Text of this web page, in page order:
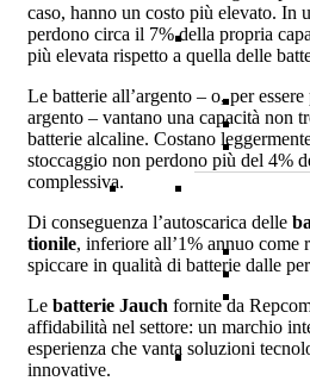
caso, hanno un costo più elevato. In
perdono circa il 7% della propria
più elevata rispetto a quella delle
Le batterie all’argento – o, per
argento – vantano una capacità non
batterie alcaline. Costano
stoccaggio non perdono più del 4%
complessiva.
Di conseguenza l’autoscarica delle
tionile, inferiore all’1% annuo come
spiccare in qualità di batterie dalle
Le batterie Jauch fornite da
affidabilità nel settore: un marchio
esperienza che vanta soluzioni
innovative.